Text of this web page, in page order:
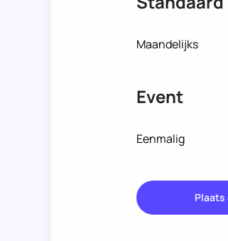
Maandelijks
Event
Eenmalig
Plaats